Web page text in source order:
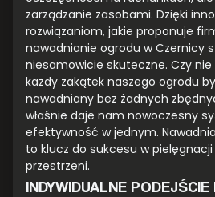
zarządzanie zasobami. Dzięki
rozwiązaniom, jakie proponuje
nawadnianie ogrodu w Czernicy
niesamowicie skuteczne. Czy nie
każdy zakątek naszego ogrodu
nawadniany bez żadnych
właśnie daje nam nowoczesny
efektywność w jednym.
to klucz do sukcesu w
przestrzeni.
INDYWIDUALNE